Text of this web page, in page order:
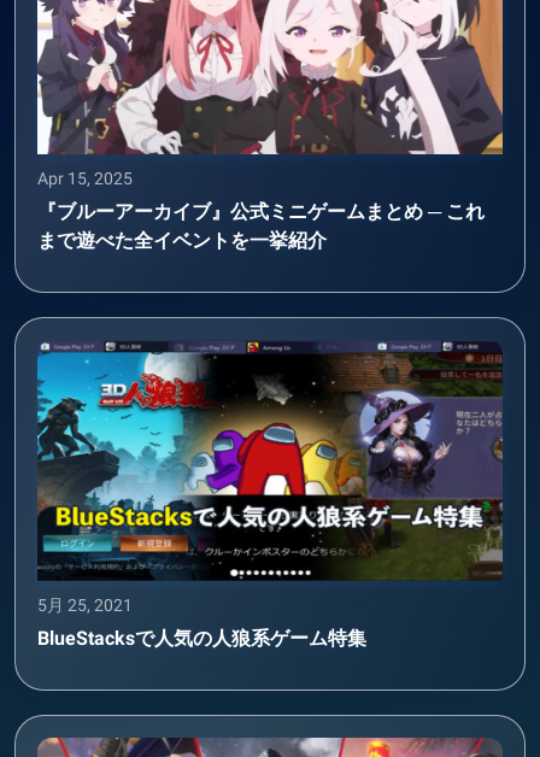
Apr 15, 2025
『ブルーアーカイブ』公式ミニゲームまとめ ─ これ
まで遊べた全イベントを一挙紹介
5月 25, 2021
BlueStacksで人気の人狼系ゲーム特集